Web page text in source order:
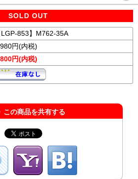
SOLD OUT
LGP-853】M762-35A
円(内税)
円(内税)
この商品を共有する